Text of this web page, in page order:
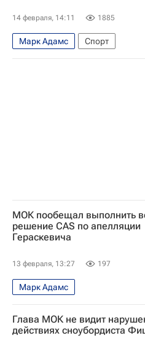
Пётр Гуменник
14 февраля, 14:11 1885
Марк Адамс
Спорт
Международный олимпийский
МОК пообещал выполнить
решение CAS по апелляции
Гераскевича
13 февраля, 13:27 197
Марк Адамс
Спортивный арбитражный суд
Международный олимпийский
Глава МОК не видит
действиях сноубордиста